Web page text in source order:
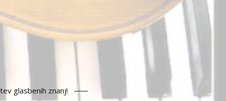
glasbenih znanj!